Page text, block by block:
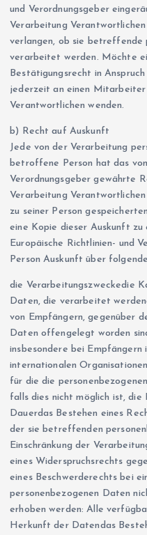
und Verordnungsgeber
Verarbeitung
verlangen, ob sie betreffende
verarbeitet werden. Möchte
Bestätigungsrecht in
jederzeit an einen
Verantwortlichen wenden.
b) Recht auf Auskunft
Jede von der Verarbeitung
betroffene Person hat das
Verordnungsgeber gewährte
Verarbeitung
zu seiner Person
eine Kopie dieser Auskunft
Europäische Richtlinien- und
Person Auskunft über
die Verarbeitungszweckedie
Daten, die verarbeitet
von Empfängern, gegenüber
Daten offengelegt worden
insbesondere bei
internationalen
für die die
falls dies nicht möglich ist,
Dauerdas Bestehen eines
der sie betreffenden
Einschränkung der
eines Widerspruchsrechts
eines Beschwerderechts bei
personenbezogenen Daten
erhoben werden: Alle
Herkunft der Datendas